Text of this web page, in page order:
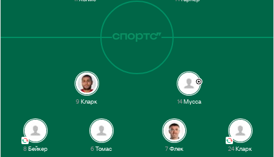
24Кларк
7Флек
6Томас
8Бейкер
14Мусса
9Кларк